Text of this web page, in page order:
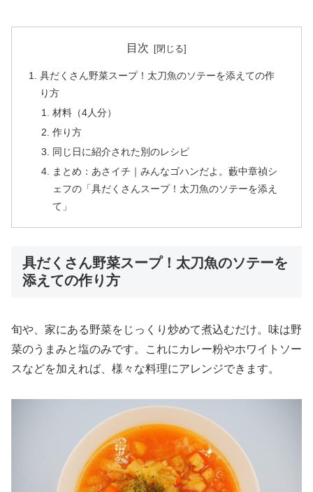
目次
具だくさん野菜スープ！太刀魚のソテーを添えての作
り方
材料（4人分）
作り方
同じ日に紹介された別のレシピ
まとめ：あさイチ｜みんなゴハンだよ。藪中章禎シ
ェフの「具だくさんスープ！太刀魚のソテーを添え
て」
具だくさん野菜スープ！太刀魚のソテーを
添えての作り方
旬や、家にある野菜をじっくり炒めて煮込むだけ。味は野
菜のうまみと塩のみです。これにカレー粉やホワイトソー
スなどを加えれば、様々な料理にアレンジできます。